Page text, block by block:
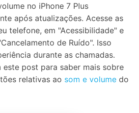
no iPhone 7 Plus
após atualizações. Acesse as
telefone, em "Acessibilidade" e
de Ruído". Isso
durante as chamadas.
este post para saber mais sobre
relativas ao som e volume do